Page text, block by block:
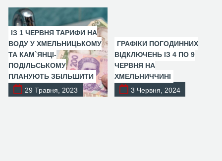
ІЗ 1 ЧЕРВНЯ ТАРИФИ НА
ВОДУ У ХМЕЛЬНИЦЬКОМУ
ТА КАМ`ЯНЦІ-
ПОДІЛЬСЬКОМУ
ПЛАНУЮТЬ ЗБІЛЬШИТИ
29 Травня, 2023
ГРАФІКИ ПОГОДИННИХ
ВІДКЛЮЧЕНЬ ІЗ 4 ПО 9
ЧЕРВНЯ НА
ХМЕЛЬНИЧЧИНІ
3 Червня, 2024